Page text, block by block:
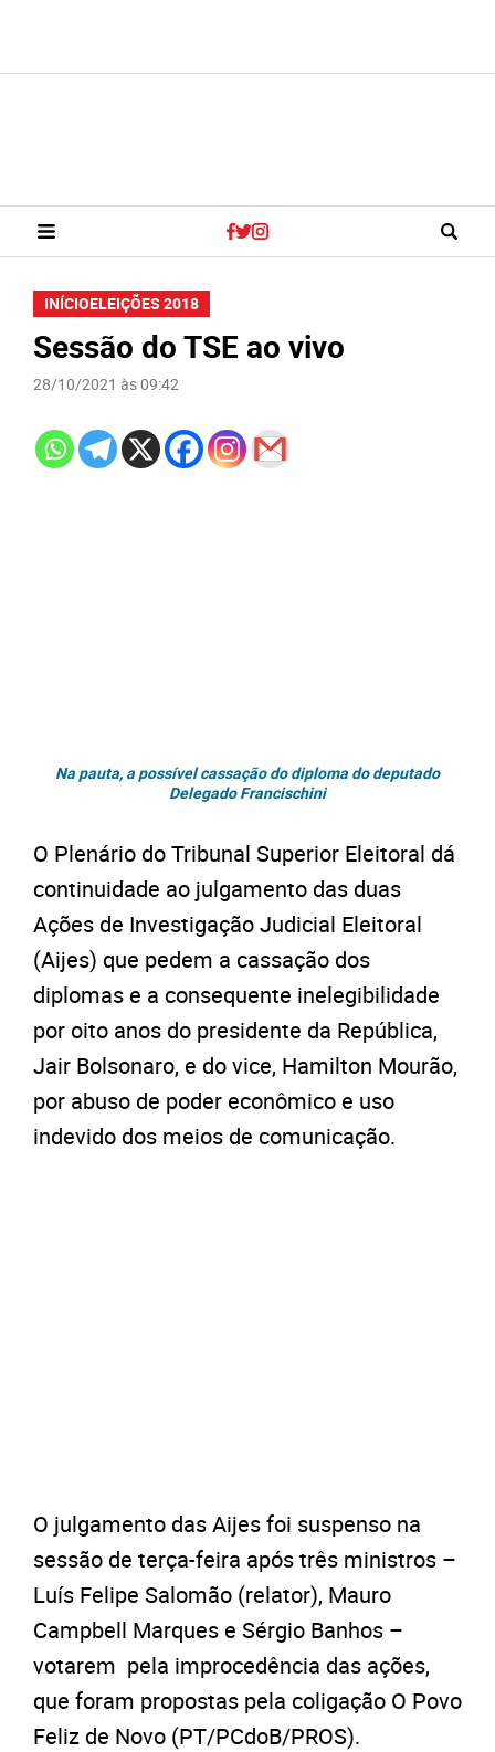
INÍCIOELEIÇÕES 2018
Sessão do TSE ao vivo
28/10/2021 às 09:42
Na pauta, a possível cassação do diploma do deputado
Delegado Francischini
O Plenário do Tribunal Superior Eleitoral dá
continuidade ao julgamento das duas
Ações de Investigação Judicial Eleitoral
(Aijes) que pedem a cassação dos
diplomas e a consequente inelegibilidade
por oito anos do presidente da República,
Jair Bolsonaro, e do vice, Hamilton Mourão,
por abuso de poder econômico e uso
indevido dos meios de comunicação.
O julgamento das Aijes foi suspenso na
sessão de terça-feira após três ministros –
Luís Felipe Salomão (relator), Mauro
Campbell Marques e Sérgio Banhos –
votarem pela improcedência das ações,
que foram propostas pela coligação O Povo
Feliz de Novo (PT/PCdoB/PROS).